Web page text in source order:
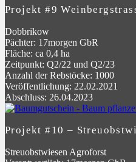
Projekt #9
Dobbrikow
Pächter: 17morgen GbR
Fläche: ca 0,4 ha
Zeitpunkt: Q2/22 und Q2/23
Anzahl der Rebstöcke: 1000
Veröffentlichung: 22.02.2021
Abschluss: 26.04.2023
Projekt #10 –
Streuobstwiesen Agroforst